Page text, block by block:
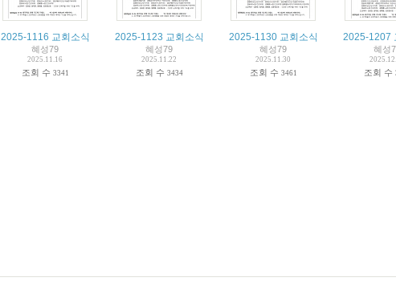
2025-1116 교회소식
혜성79
2025.11.16
조회 수 3341
2025-1123 교회소식
혜성79
2025.11.22
조회 수 3434
2025-1130 교회소식
혜성79
2025.11.30
조회 수 3461
2025-1207
혜성
조회 수